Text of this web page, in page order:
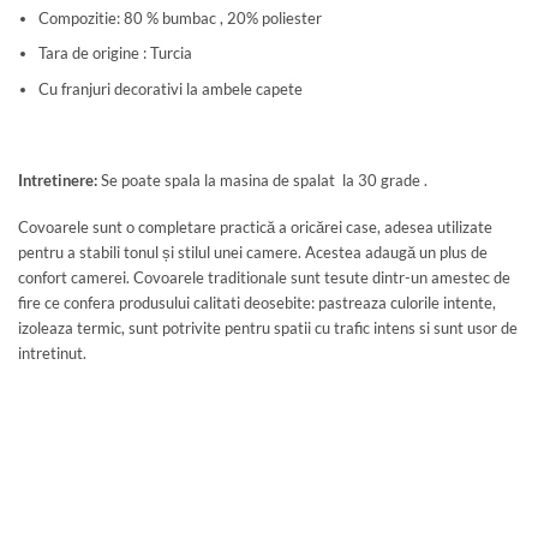
Compozitie: 80 % bumbac , 20% poliester
Tara de origine : Turcia
Cu franjuri decorativi la ambele capete
Intretinere:Se poate spala la masina de spalat la 30 grade .
Covoarele sunt o completare practică a oricărei case, adesea utilizate
pentru a stabili tonul și stilul unei camere. Acestea adaugă un plus de
confort camerei. Covoarele traditionale sunt tesute dintr-un amestec de
fire ce confera produsului calitati deosebite: pastreaza culorile intente,
izoleaza termic, sunt potrivite pentru spatii cu trafic intens si sunt usor de
intretinut.